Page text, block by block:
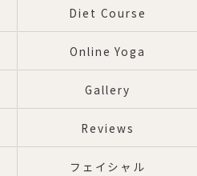
Diet Course
Online Yoga
Gallery
Reviews
フェイシャル